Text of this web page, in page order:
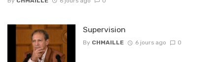
Supervision
By CHMAILLE 6 jours ago 0